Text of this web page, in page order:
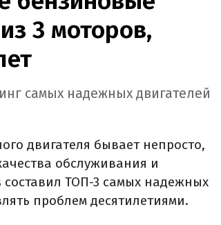
3 моторов,
самых надежных двигателей
двигателя бывает непросто,
обслуживания и
составил ТОП-3 самых надежных
проблем десятилетиями.